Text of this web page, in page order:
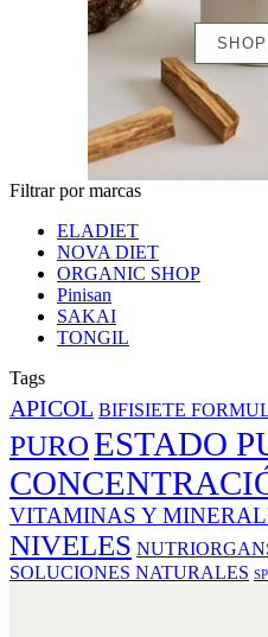
Filtrar por marcas
ELADIET
NOVA DIET
ORGANIC SHOP
Pinisan
SAKAI
TONGIL
Tags
APICOL BIFISIETE
PUROESTADO
VITAMINAS Y
NIVELES
SOLUCIONES NATURALES